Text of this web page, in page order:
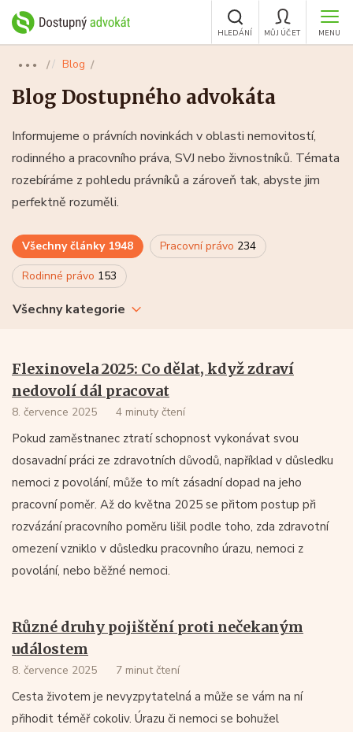
MENU
MŮJ ÚČET
HLEDÁNÍ
●●● Blog
Blog Dostupného advokáta
Informujeme o právních novinkách v oblasti nemovitostí,
rodinného a pracovního práva, SVJ nebo živnostníků. Témata
rozebíráme z pohledu právníků a zároveň tak, abyste jim
perfektně rozuměli.
Všechny články 1948 Pracovní právo 234
Rodinné právo 153
Všechny kategorie
Flexinovela 2025: Co dělat, když zdraví
nedovolí dál pracovat
8. července 2025 4 minuty čtení
Pokud zaměstnanec ztratí schopnost vykonávat svou
dosavadní práci ze zdravotních důvodů, například v důsledku
nemoci z povolání, může to mít zásadní dopad na jeho
pracovní poměr. Až do května 2025 se přitom postup při
rozvázání pracovního poměru lišil podle toho, zda zdravotní
omezení vzniklo v důsledku pracovního úrazu, nemoci z
povolání, nebo běžné nemoci.
Různé druhy pojištění proti nečekaným
událostem
8. července 2025 7 minut čtení
Cesta životem je nevyzpytatelná a může se vám na ní
přihodit téměř cokoliv. Úrazu či nemoci se bohužel